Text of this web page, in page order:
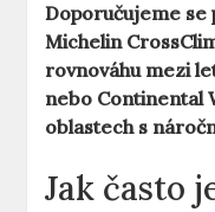
Doporučujeme se
Michelin
rovnováhu mezi
nebo Continental
oblastech s
Jak často